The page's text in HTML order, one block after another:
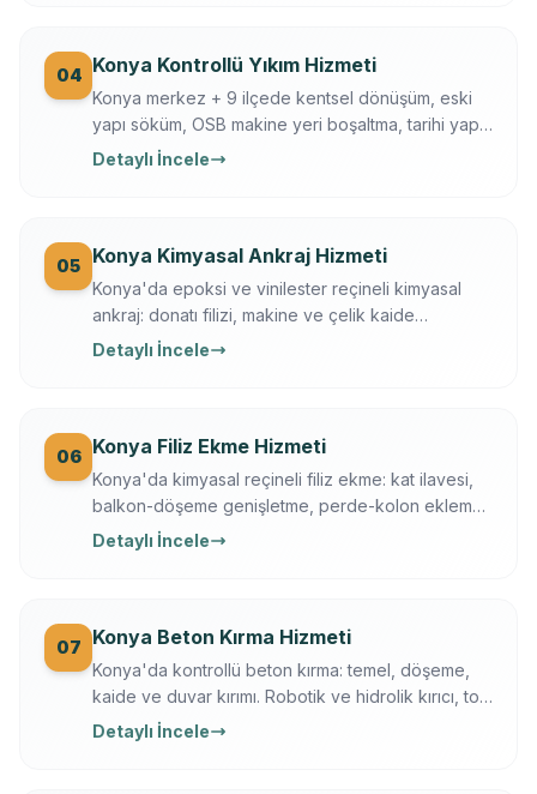
04 Konya Kontrollü Yıkım Hizmeti
Konya merkez + 9 ilçede kentsel dönüşüm, eski
yapı söküm, OSB makine yeri boşaltma, tarihi yapı
kısmi yıkım. İş güvenliği + sigortalı operasyon,
Detaylı İncele
05 Konya Kimyasal Ankraj Hizmeti
Konya'da epoksi ve vinilester reçineli kimyasal
ankraj: donatı filizi, makine ve çelik kaide
sabitleme. Ücretsiz keşif, çekme testi, yazılı
Detaylı İncele
06 Konya Filiz Ekme Hizmeti
Konya'da kimyasal reçineli filiz ekme: kat ilavesi,
balkon-döşeme genişletme, perde-kolon ekleme.
Ferroscan kontrollü, çekme testli, yazılı garanti.
Detaylı İncele
07 Konya Beton Kırma Hizmeti
Konya'da kontrollü beton kırma: temel, döşeme,
kaide ve duvar kırımı. Robotik ve hidrolik kırıcı, toz
bastırma, moloz dahil, sigortalı operasyon.
Detaylı İncele